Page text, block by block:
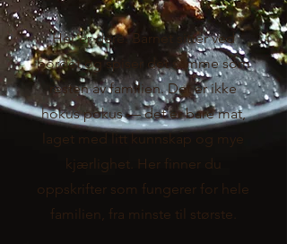
Her er dere. Barnet sitter ved
bordet og spiser det samme som
resten av familien. Det er ikke
hokus pokus — det er bare mat,
laget med litt kunnskap og mye
kjærlighet. Her finner du
oppskrifter som fungerer for hele
familien, fra minste til største.